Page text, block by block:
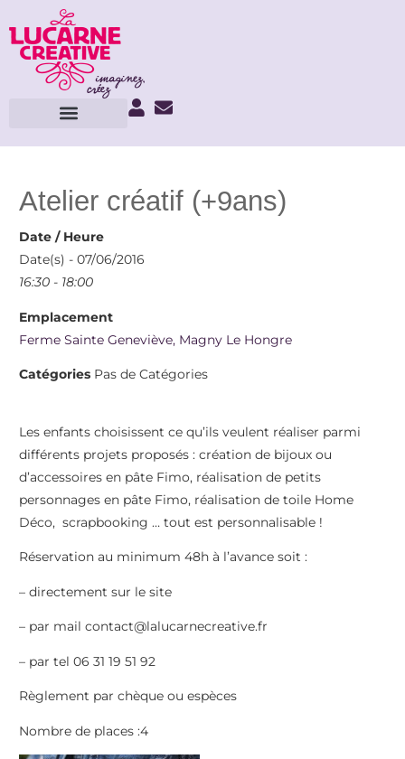
Atelier créatif (+9ans)
Date / Heure
Date(s) - 07/06/2016
16:30 - 18:00
Emplacement
Ferme Sainte Geneviève, Magny Le Hongre
Catégories Pas de Catégories
Les enfants choisissent ce qu’ils veulent réaliser parmi
différents projets proposés : création de bijoux ou
d’accessoires en pâte Fimo, réalisation de petits
personnages en pâte Fimo, réalisation de toile Home
Déco, scrapbooking … tout est personnalisable !
Réservation au minimum 48h à l’avance soit :
– directement sur le site
– par mail contact@lalucarnecreative.fr
– par tel 06 31 19 51 92
Règlement par chèque ou espèces
Nombre de places :4